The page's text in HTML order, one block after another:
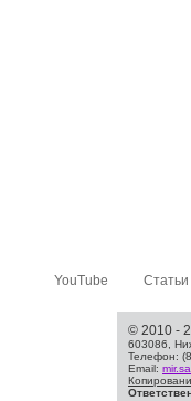
YouTube Статьи
© 2010 -
603086,
Телефон:
Email: